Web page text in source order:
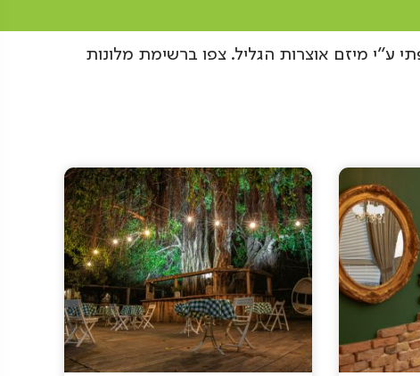
ע"י מיזם אוצרות הגליל. צפו ברשימת מלונות